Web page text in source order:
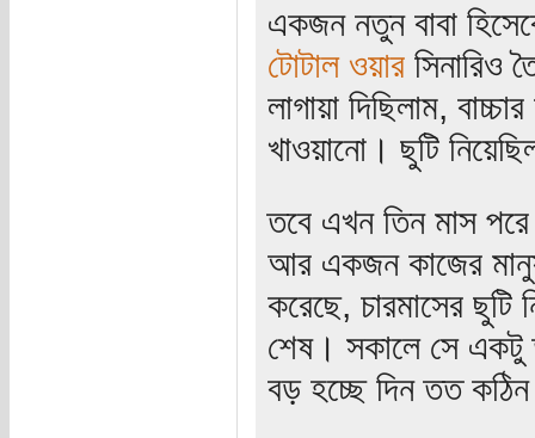
একজন নতুন বাবা
টোটাল ওয়ারসিনারিও
লাগায়া দিছিলাম,
খাওয়ানো। ছুটি
তবে এখন তিন মাস
আর একজন কাজের
করেছে, চারমাসের
শেষ। সকালে সে একটু
বড় হচ্ছে দিন তত